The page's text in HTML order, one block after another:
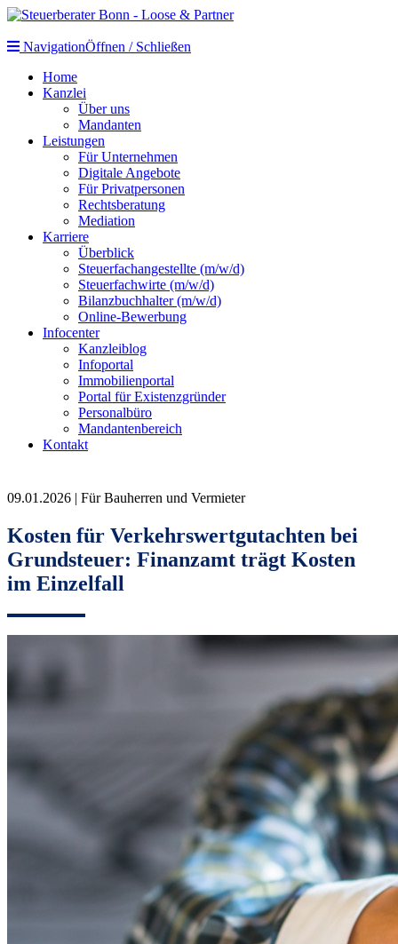
NavigationÖffnen / Schließen
Home
Kanzlei
Über uns
Mandanten
Leistungen
Für Unternehmen
Digitale Angebote
Für Privatpersonen
Rechtsberatung
Mediation
Karriere
Überblick
Steuerfachangestellte (m/w/d)
Steuerfachwirte (m/w/d)
Bilanzbuchhalter (m/w/d)
Online-Bewerbung
Infocenter
Kanzleiblog
Infoportal
Immobilienportal
Portal für Existenzgründer
Personalbüro
Mandantenbereich
Kontakt
09.01.2026 | Für Bauherren und Vermieter
Kosten für Verkehrswertgutachten bei
Grundsteuer: Finanzamt trägt Kosten
im Einzelfall